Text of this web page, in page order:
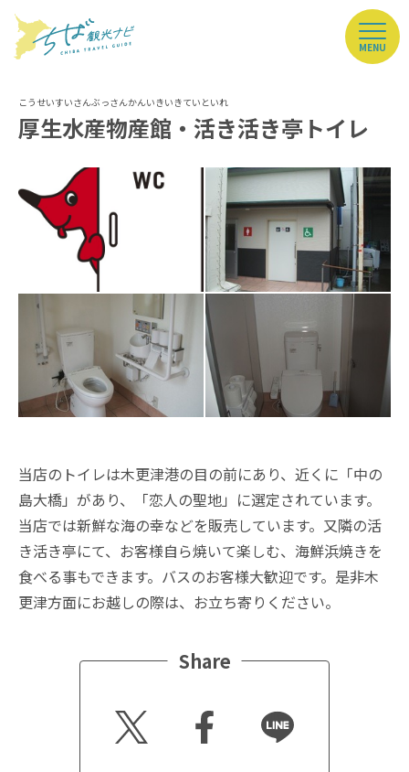
MENU
厚生水産物産館・活き活き亭トイレ
当店のトイレは木更津港の目の前にあり、近くに「中の
島大橋」があり、「恋人の聖地」に選定されています。
当店では新鮮な海の幸などを販売しています。又隣の活
き活き亭にて、お客様自ら焼いて楽しむ、海鮮浜焼きを
食べる事もできます。バスのお客様大歓迎です。是非木
更津方面にお越しの際は、お立ち寄りください。
Share
Twitt
er
Faceb
ook
Line